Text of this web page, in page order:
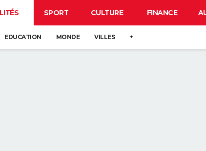
SPORT CULTURE FINANCE
EDUCATION MONDE VILLES +